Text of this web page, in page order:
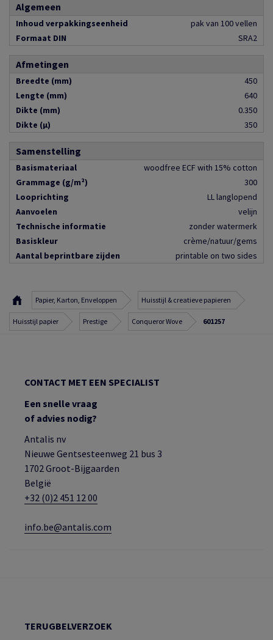
Algemeen
Inhoud verpakkingseenheid
pak van 100 vellen
Formaat DIN
SRA2
Afmetingen
Breedte (mm)
450
Lengte (mm)
640
Dikte (mm)
0.350
Dikte (µ)
350
Samenstelling
Basismateriaal
woodfree ECF with 15% cotton
Grammage (g/m²)
300
Looprichting
LL langlopend
Aanvoelen
velijn
Technische informatie
zonder watermerk
Basiskleur
crème/natuur/gems
Aantal beprintbare zijden
printable on two sides
Papier, Karton, Enveloppen Huisstijl & creatieve papieren
Huisstijl papier Prestige Conqueror Wove 601257
CONTACT MET EEN SPECIALIST
Een snelle vraag
of advies nodig?
Antalis nv
Nieuwe Gentsesteenweg 21 bus 3
1702 Groot-Bijgaarden
België
+32 (0)2 451 12 00
info.be@antalis.com
TERUGBELVERZOEK